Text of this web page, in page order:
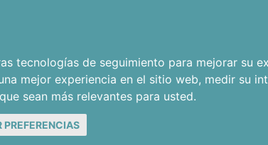
tecnologías de seguimiento para mejorar su
mejor experiencia en el sitio web, medir su
sean más relevantes para usted.